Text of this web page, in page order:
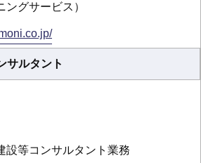
ングサービス）
サルタント
設等コンサルタント業務